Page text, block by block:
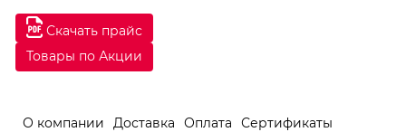
Скачать прайс
Товары по Акции
О компании Доставка Оплата
Сертификаты